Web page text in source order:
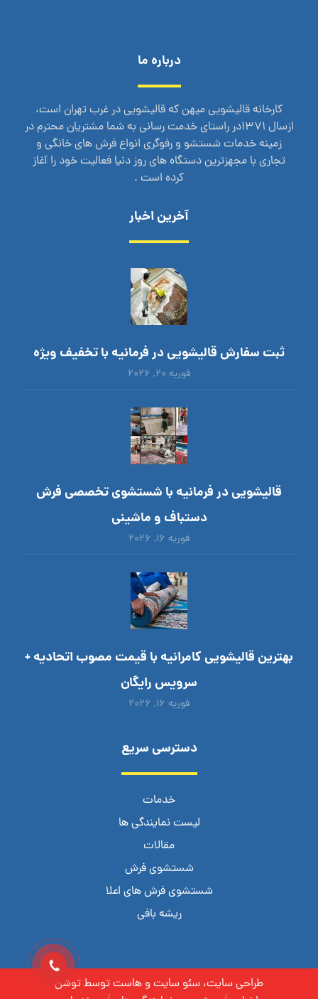
درباره ما
کارخانه قالیشویی میهن که قالیشویی در غرب تهران است،
ازسال 1371در راستای خدمت رسانی به شما مشتریان محترم در
زمینه خدمات شستشو و رفوگری انواع فرش های خانگی و
تجاری با مجهزترین دستگاه های روز دنیا فعالیت خود را آغاز
کرده است .
آخرین اخبار
ثبت سفارش قالیشویی در فرمانیه با تخفیف ویژه
فوریه ۲۰, ۲۰۲۶
قالیشویی در فرمانیه با شستشوی تخصصی فرش
دستباف و ماشینی
فوریه ۱۶, ۲۰۲۶
بهترین قالیشویی کامرانیه با قیمت مصوب اتحادیه +
سرویس رایگان
فوریه ۱۶, ۲۰۲۶
دسترسی سریع
خدمات
لیست نمایندگی ها
مقالات
شستشوی فرش
شستشوی فرش های اعلا
ریشه بافی
طراحی سایت، سئو سایت و هاست توسط توشن